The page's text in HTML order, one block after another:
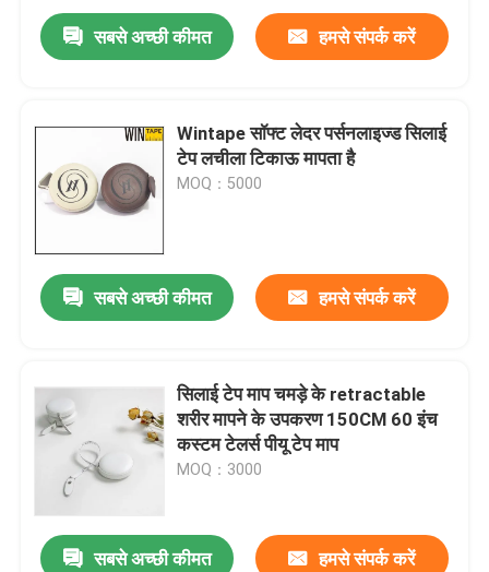
सबसे अच्छी कीमत हमसे संपर्क करें
Wintape सॉफ्ट लेदर पर्सनलाइज्ड सिलाई
टेप लचीला टिकाऊ मापता है
MOQ：5000
सबसे अच्छी कीमत हमसे संपर्क करें
सिलाई टेप माप चमड़े के retractable
शरीर मापने के उपकरण 150CM 60 इंच
कस्टम टेलर्स पीयू टेप माप
MOQ：3000
सबसे अच्छी कीमत हमसे संपर्क करें